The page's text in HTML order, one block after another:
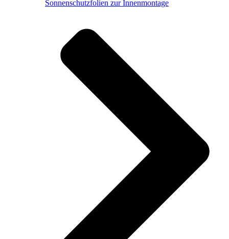
Sonnenschutzfolien zur Innenmontage